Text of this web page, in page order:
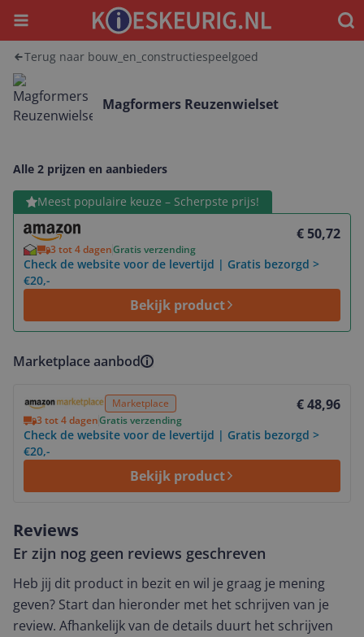
Menu
Terug naar bouw_en_constructiespeelgoed
Magformers Reuzenwielset
Alle 2 prijzen en aanbieders
Meest populaire keuze – Scherpste prijs!
€ 50,72
3 tot 4 dagenGratis verzending
Check de website voor de levertijd | Gratis bezorgd >
€20,-
Bekijk product
Bekijk product
Marketplace aanbod
Marketplace € 48,96
3 tot 4 dagenGratis verzending
Check de website voor de levertijd | Gratis bezorgd >
€20,-
Bekijk product
Reviews
Er zijn nog geen reviews geschreven
Heb jij dit product in bezit en wil je graag je mening
geven? Start dan hieronder met het schrijven van je
review. Afhankelijk van de details duurt het schrijven